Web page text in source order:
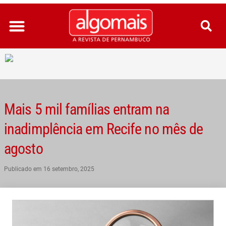
Ir
para
conteúdo
Mais 5 mil famílias entram na
inadimplência em Recife no mês de
agosto
Publicado em 16 setembro, 2025